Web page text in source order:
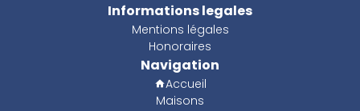
Informations legales
Mentions légales
Honoraires
Navigation
Accueil
Maisons